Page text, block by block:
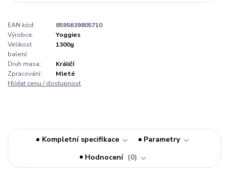
EAN kód:
8595639805710
Výrobce:
Yoggies
Velikost
balení:
1300g
Druh masa:
Králičí
Zpracování:
Mleté
Hlídat cenu / dostupnost
Kompletní specifikace
Parametry
Hodnocení
0